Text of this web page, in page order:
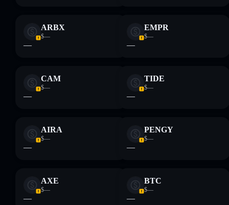
bereitgestellt von rugcheck.xyz.
ARBX
$—
—
EMPR
$—
—
CAM
$—
—
TIDE
$—
—
AIRA
$—
—
PENGY
$—
—
AXE
$—
—
BTC
$—
—